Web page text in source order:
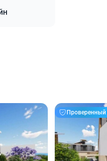
Проверенный